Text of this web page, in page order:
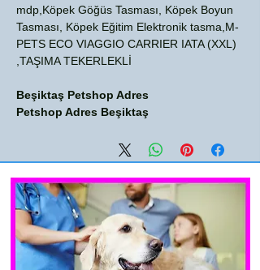
mdp,Köpek Göğüs Tasması, Köpek Boyun
Tasması, Köpek Eğitim Elektronik tasma,M-
PETS ECO VIAGGIO CARRIER IATA (XXL)
TAŞIMA TEKERLEKLİ,
Beşiktaş Petshop Adres